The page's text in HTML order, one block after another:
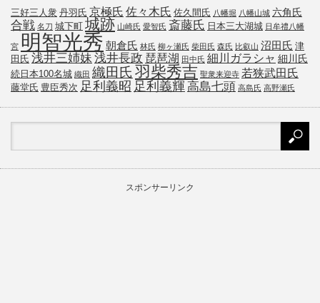
三好三人衆 丹羽氏 京極氏 佐々木氏 佐久間氏 八幡堀 八幡山城 六角氏
合戦 名刀 城下町 城跡 山崎氏 愛智氏 斎藤氏 日本三大湖城 日牟禮八幡
宮 明智光秀 朝倉氏 林氏 柳ヶ瀬氏 柴田氏 森氏 比叡山 沼田氏 津
田氏 浅井三姉妹 浅井長政 琵琶湖 田中氏 細川ガラシャ 細川氏
続日本100名城 織田 織田氏 羽柴秀吉 聖衆来迎寺 若狭武田氏
藤堂氏 豊臣秀次 足利義昭 足利義輝高島七頭 高島氏 高野瀬氏
スポンサーリンク